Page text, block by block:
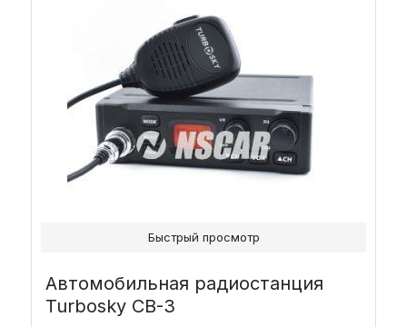
Автомобильная радиостанция
Turbosky CB-3
Быстрый просмотр